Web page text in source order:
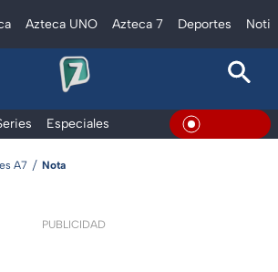
Azteca UNO Azteca 7 Deportes
Especiales En Vivo
A7 Nota
PUBLICIDAD